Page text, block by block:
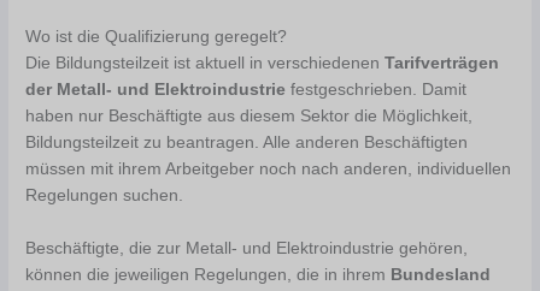
Wo ist die Qualifizierung geregelt?
Die Bildungsteilzeit ist aktuell in verschiedenenTarifverträgen
der Metall- und Elektroindustrie festgeschrieben. Damit
haben nur Beschäftigte aus diesem Sektor die Möglichkeit,
Bildungsteilzeit zu beantragen. Alle anderen Beschäftigten
müssen mit ihrem Arbeitgeber noch nach anderen, individuellen
Regelungen suchen.
Beschäftigte, die zur Metall- und Elektroindustrie gehören,
können die jeweiligen Regelungen, die in ihrem Bundesland